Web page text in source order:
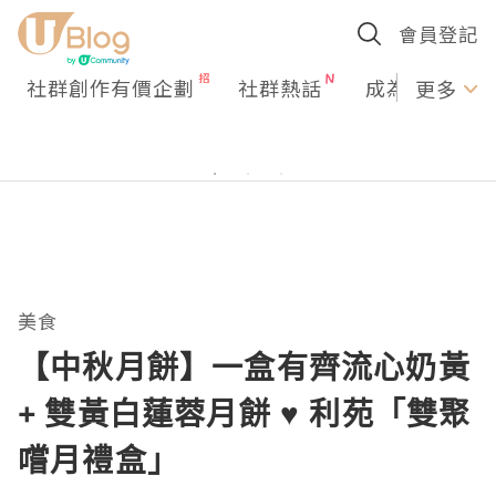
會員登記
社群創作有價企劃 社群熱話 成為U更多
美食
【中秋月餅】一盒有齊流心奶黃
+ 雙黃白蓮蓉月餅 ♥ 利苑「雙聚
嚐月禮盒」